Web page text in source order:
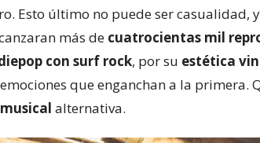
Esto último no puede ser casualidad,
más de cuatrocientas mil
con surf rock, por su estética
que enganchan a la primera.
alternativa.